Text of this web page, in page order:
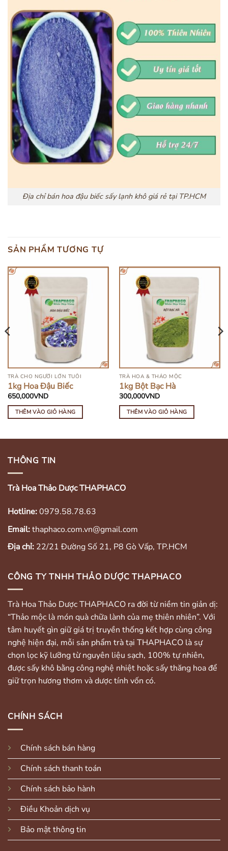
Địa chỉ bán hoa đậu biếc sấy lạnh khô giá rẻ tại TP.HCM
SẢN PHẨM TƯƠNG TỰ
TRÀ CHO NGƯỜI LỚN TUỔI
1kg Hoa Đậu Biếc
650,000VND
THÊM VÀO GIỎ HÀNG
TRÀ HOA & THẢO MỘC
1kg Bột Bạc Hà
300,000VND
THÊM VÀO GIỎ HÀNG
THÔNG TIN
Trà Hoa Thảo Dược THAPHACO
Hotline:0979.58.78.63
Email:thaphaco.com.vn@gmail.com
Địa chỉ: 22/21 Đường Số 21, P8 Gò Vấp, TP.HCM
CÔNG TY TNHH THẢO DƯỢC THAPHACO
Trà Hoa Thảo Dược THAPHACO ra đời từ niềm tin giản dị:
“Thảo mộc là món quà chữa lành của mẹ thiên nhiên”. Với
tâm huyết gìn giữ giá trị truyền thống kết hợp cùng công
nghệ hiện đại, mỗi sản phẩm trà tại THAPHACO là sự
chọn lọc kỹ lưỡng từ nguyên liệu sạch, 100% tự nhiên,
được sấy khô bằng công nghệ nhiệt hoặc sấy thăng hoa để
giữ trọn hương thơm và dược tính vốn có.
CHÍNH SÁCH
Chính sách bán hàng
Chính sách thanh toán
Chính sách bảo hành
Điều Khoản dịch vụ
Bảo mật thông tin